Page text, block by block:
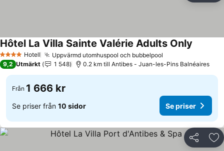
4 StjärnorHotell Uppvärmd utomhuspool och bubbelpool
Hôtel La Villa Sainte Valérie Adults Only
9,2 Utmärkt 1 548 0.2 km till Antibes - Juan-les-Pins Balnéaires
Från 1 666 kr
Se priser från 10 sidor Se priser
Dela